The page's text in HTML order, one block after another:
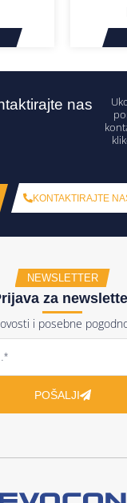
nas
KONTAKTIRAJTE
NEWSLETTER
za
i posebne
POŠALJI